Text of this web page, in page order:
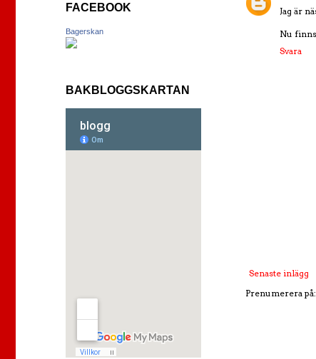
Jag är
Nu
Svara
Senaste inlägg
Prenumerera på:
FACEBOOK
Bagerskan
BAKBLOGGSKARTAN